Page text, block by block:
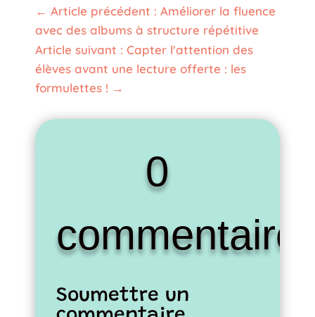
← Article précédent : Améliorer la fluence
avec des albums à structure répétitive
Article suivant : Capter l'attention des
élèves avant une lecture offerte : les
formulettes ! →
0
Soumettre un